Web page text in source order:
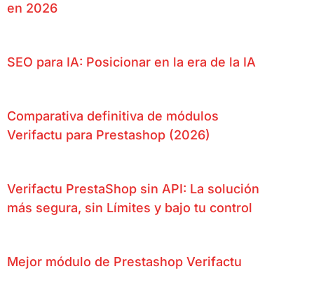
en 2026
SEO para IA: Posicionar en la era de la IA
Comparativa definitiva de módulos
Verifactu para Prestashop (2026)
Verifactu PrestaShop sin API: La solución
más segura, sin Límites y bajo tu control
Mejor módulo de Prestashop Verifactu